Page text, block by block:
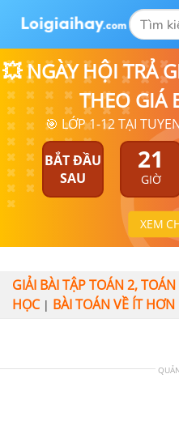
💥 NGÀY HỘI TRẢ
THEO GIÁ
🎯 LỚP 1-12 TẠI
BẮT ĐẦU
SAU
21
GIỜ
XEM
GIẢI BÀI TẬP TOÁN 2,
HỌC| BÀI TOÁN VỀ ÍT HƠN